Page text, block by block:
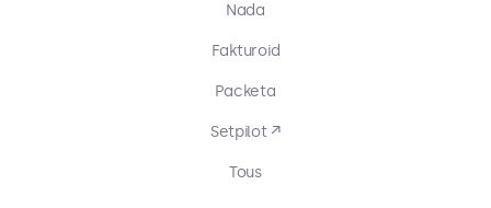
Nada
Fakturoid
Packeta
Setpilot ↗
Tous